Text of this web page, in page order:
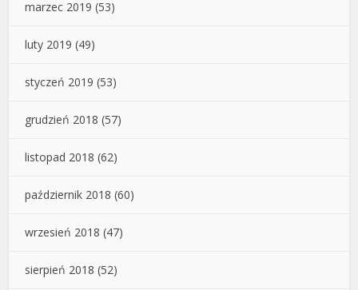
marzec 2019 (53)
luty 2019 (49)
styczeń 2019 (53)
grudzień 2018 (57)
listopad 2018 (62)
październik 2018 (60)
wrzesień 2018 (47)
sierpień 2018 (52)